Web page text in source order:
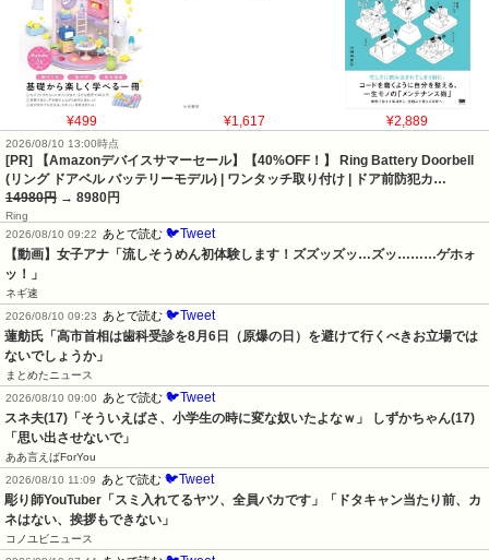
¥499 ¥1,617 ¥2,889
2026/08/10 13:00時点
[PR] 【Amazonデバイスサマーセール】【40%OFF！】 Ring Battery Doorbell
(リング ドアベル バッテリーモデル) | ワンタッチ取り付け | ドア前防犯カ…
14980円 → 8980円
Ring
2026/08/10 09:22
あとで読む 🐦Tweet
【動画】女子アナ「流しそうめん初体験します！ズズッズッ…ズッ………ゲホォ
ッ！」
ネギ速
2026/08/10 09:23
あとで読む 🐦Tweet
蓮舫氏「高市首相は歯科受診を8月6日（原爆の日）を避けて行くべきお立場では
ないでしょうか」
まとめたニュース
2026/08/10 09:00
あとで読む 🐦Tweet
スネ夫(17)「そういえばさ、小学生の時に変な奴いたよなｗ」 しずかちゃん(17)
「思い出させないで」
ああ言えばForYou
2026/08/10 11:09
あとで読む 🐦Tweet
彫り師YouTuber「スミ入れてるヤツ、全員バカです」「ドタキャン当たり前、カ
ネはない、挨拶もできない」
コノユビニュース